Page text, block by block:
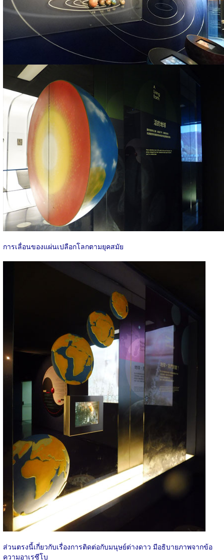
การเลื่อนของแผ่นเปลือกโลกตามยุคสมัย
ส่วนตรงนี้เกี่ยวกับเรื่องการติดต่อกับมนุษย์ต่างดาว มีอธิบายภาพจากข้อ
ความอาเรซีโบ